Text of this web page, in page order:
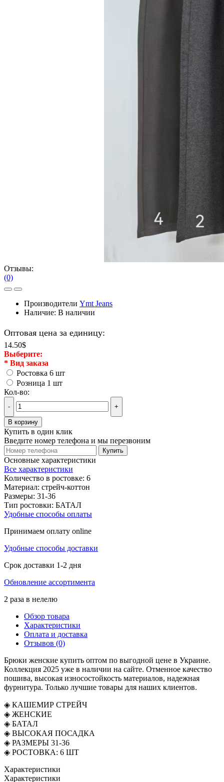
Отзывы:
(0)
Производители Ymt Jeans
Наличие: В наличии
Оптовая цена за единицу:
14.50$
Выберите:
* Вид заказа
Ростовка 6 шт
Розница 1 шт
Кол-во:
- +
В корзину
Купить в один клик
Введите номер телефона и мы перезвоним
Купить
Основные характеристики
Все характеристики
Количество в ростовке: 6
Материал: стрейч-коттон
Размеры: 31-36
Тип ростовки: БАТАЛ
Удобные способы оплаты
Принимаем оплату online
Удобные способы доставки
Срок доставки 1-2 дня
Обновление ассортимента
2 раза в нелелю
Обзор товара
Характеристики
Оплата и доставка
Отзывов (0)
Брюки женские купить оптом по выгодной цене в Украине.
Коллекция 2025 уже в наличии на сайте. Отменное качество
пошива, высокая износостойкость материалов, надежная
фурнитура. Только лучшие товары для наших клиентов.
◈ КАШЕМИР СТРЕЙЧ
◈ ЖЕНСКИЕ
◈ БАТАЛ
◈ ВЫСОКАЯ ПОСАДКА
◈ РАЗМЕРЫ 31-36
◈ РОСТОВКА: 6 ШТ
Характеристики
Характеристики